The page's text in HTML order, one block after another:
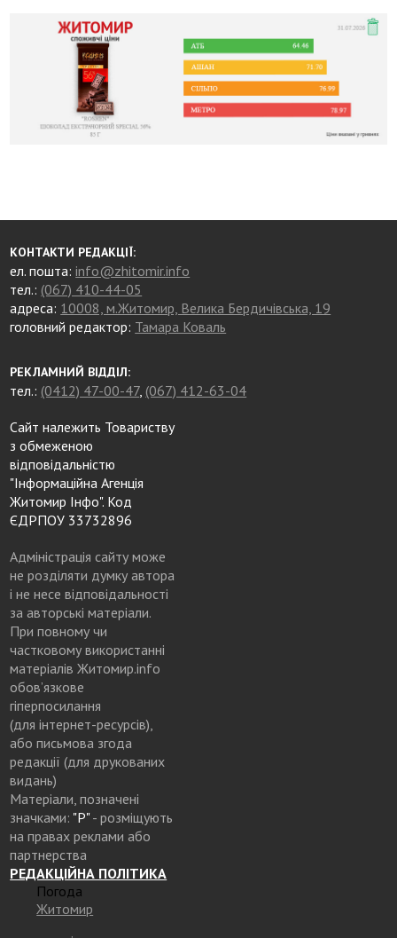
КОНТАКТИ РЕДАКЦІЇ:
ел. пошта:info@zhitomir.info
тел.: (067) 410-44-05
адреса: 10008, м.Житомир, Велика Бердичівська, 19
головний редактор: Тамара Коваль
РЕКЛАМНИЙ ВІДДІЛ:
тел.: (0412) 47-00-47, (067) 412-63-04
Сайт належить Товариству
з обмеженою
відповідальністю
"Інформаційна Агенція
Житомир Інфо". Код
ЄДРПОУ 33732896
Адміністрація сайту може
не розділяти думку автора
і не несе відповідальності
за авторські матеріали.
При повному чи
частковому використанні
матеріалів Житомир.info
обов’язкове
гіперпосилання
(для інтернет-ресурсів),
або письмова згода
редакції (для друкованих
видань)
Матеріали, позначені
значками: "Р"- розміщують
на правах реклами або
партнерства
РЕДАКЦІЙНА ПОЛІТИКА
Погода
Житомир